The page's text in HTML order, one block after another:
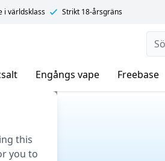
this
you to
i världsklass Strikt 18-årsgräns
Engångs vape Freebase
nuts